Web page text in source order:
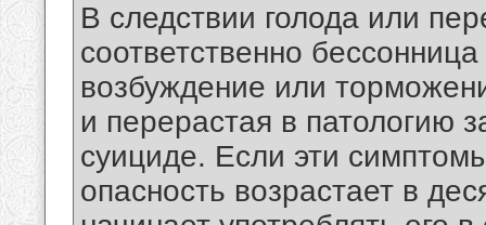
В следствии голода или
соответственно
возбуждение или
и перерастая в патологию
суициде. Если эти
опасность возрастает в